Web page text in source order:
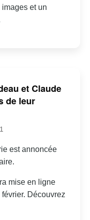
et un
et Claude
de leur
est annoncée
mise en ligne
Découvrez